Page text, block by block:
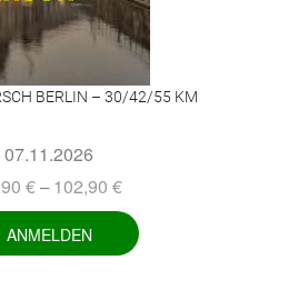
BERLIN – 30/42/55 KM
07.11.2026
€ –102,90 €
ANMELDEN